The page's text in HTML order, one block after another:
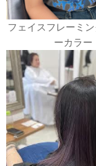
フェイスフレーミ
ーカラー